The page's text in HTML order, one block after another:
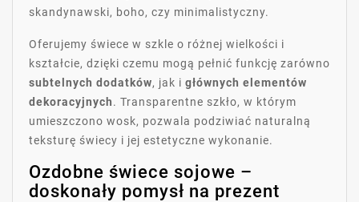
skandynawski, boho, czy minimalistyczny.
Oferujemy świece w szkle o różnej wielkości i
kształcie, dzięki czemu mogą pełnić funkcję zarówno
subtelnych dodatków, jak i głównych elementów
dekoracyjnych. Transparentne szkło, w którym
umieszczono wosk, pozwala podziwiać naturalną
teksturę świecy i jej estetyczne wykonanie.
Ozdobne świece sojowe –
doskonały pomysł na prezent